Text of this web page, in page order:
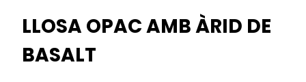
LLOSA OPAC AMB ÀRID DE
BASALT